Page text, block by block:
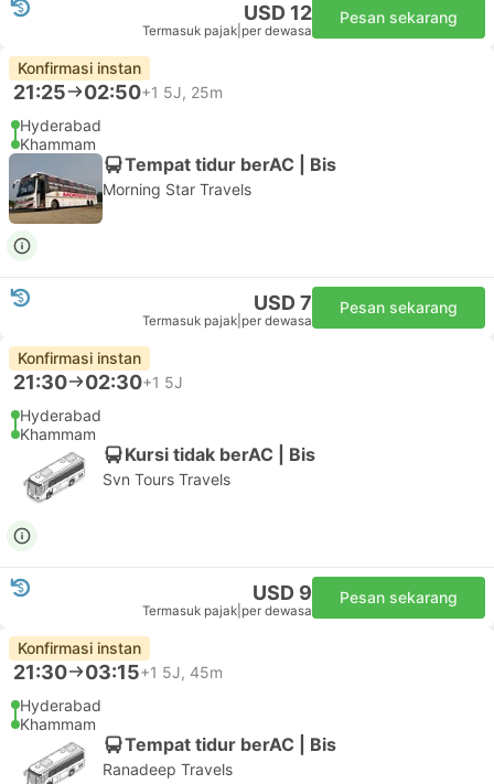
USD 12
Termasuk pajak per dewasa
Pesan sekarang
Konfirmasi instan
21:25 02:50+1 5J, 25m
Hyderabad
Khammam
Tempat tidur berAC | Bis
Morning Star Travels
USD 7
Termasuk pajak per dewasa
Pesan sekarang
Konfirmasi instan
21:30 02:30+1 5J
Hyderabad
Khammam
Kursi tidak berAC | Bis
Svn Tours Travels
USD 9
Termasuk pajak per dewasa
Pesan sekarang
Konfirmasi instan
21:30 03:15+1 5J, 45m
Hyderabad
Khammam
Tempat tidur berAC | Bis
Ranadeep Travels